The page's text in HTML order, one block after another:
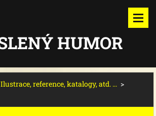
HUMOR
Ilustrace, reference, katalogy, atd. ... >